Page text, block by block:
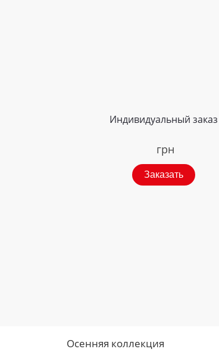
Индивидуальный заказ
грн
Заказать
Осенняя коллекция